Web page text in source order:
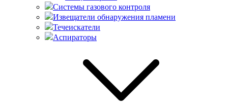
Системы газового контроля
Извещатели обнаружения пламени
Течеискатели
Аспираторы